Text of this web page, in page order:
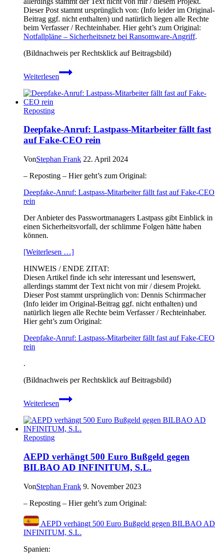
Dieser Post stammt ursprünglich von: (Info leider im Original-
Beitrag ggf. nicht enthalten) und natürlich liegen alle Rechte
beim Verfasser / Rechteinhaber. Hier geht’s zum Original:
Notfallpläne – Sicherheitsnetz bei Ransomware-Angriff.
(Bildnachweis per Rechtsklick auf Beitragsbild)
Weiterlesen
Notfallpläne
–
bei
Reposting
Deepfake-Anruf: Lastpass-Mitarbeiter fällt fast
auf Fake-CEO rein
VonStephan Frank 22. April 2024
– Reposting – Hier geht’s zum Original:
Deepfake-Anruf: Lastpass-Mitarbeiter fällt fast auf Fake-CEO
rein
Der Anbieter des Passwortmanagers Lastpass gibt Einblick in
einen Sicherheitsvorfall, der schlimme Folgen hätte haben
können.
[Weiterlesen …]
HINWEIS / ENDE ZITAT:
Diesen Artikel finde ich sehr interessant und lesenswert,
allerdings stammt der Text nicht von mir / diesem Projekt.
Dieser Post stammt ursprünglich von: Dennis Schirrmacher
(Info leider im Original-Beitrag ggf. nicht enthalten) und
natürlich liegen alle Rechte beim Verfasser / Rechteinhaber.
Hier geht’s zum Original:
Deepfake-Anruf: Lastpass-Mitarbeiter fällt fast auf Fake-CEO
rein
.
(Bildnachweis per Rechtsklick auf Beitragsbild)
Weiterlesen
Deepfake-
Anruf:
Mitarbeiter
fällt
Fake-
CEO
Reposting
AEPD verhängt 500 Euro Bußgeld gegen
BILBAO AD INFINITUM, S.L.
VonStephan Frank 9. November 2023
– Reposting – Hier geht’s zum Original:
AEPD verhängt 500 Euro Bußgeld gegen BILBAO AD
INFINITUM, S.L.
Spanien: